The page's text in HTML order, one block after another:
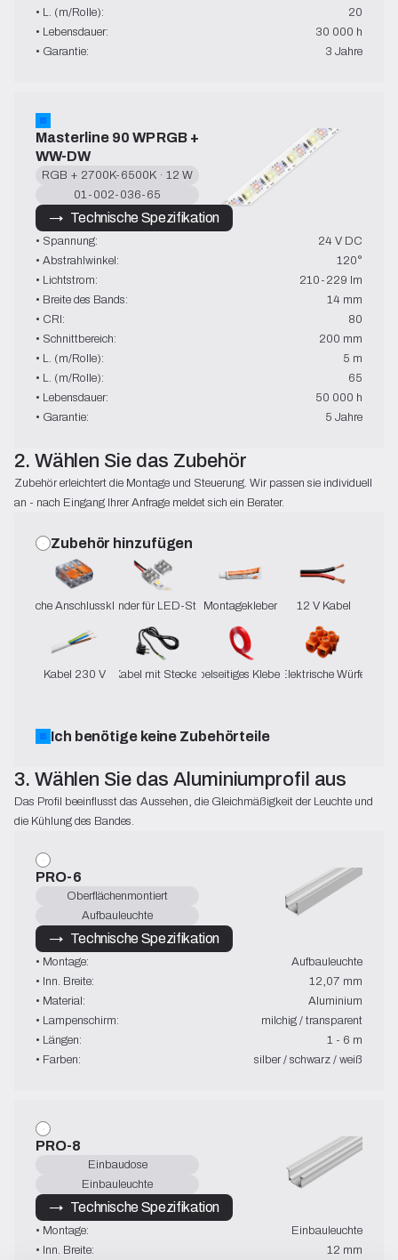
• L. (m/Rolle):
20
• Lebensdauer:
30 000 h
• Garantie:
3 Jahre
Masterline 90 WP RGB +
WW-DW
RGB + 2700K-6500K · 12 W
01-002-036-65
→   Technische Spezifikation
• Spannung:
24 V DC
• Abstrahlwinkel:
120°
• Lichtstrom:
210-229 lm
• Breite des Bands:
14 mm
• CRI:
80
• Schnittbereich:
200 mm
• L. (m/Rolle):
5 m
• L. (m/Rolle):
65
• Lebensdauer:
50 000 h
• Garantie:
5 Jahre
2. Wählen Sie das Zubehör
Zubehör erleichtert die Montage und Steuerung. Wir passen sie individuell
an - nach Eingang Ihrer Anfrage meldet sich ein Berater.
Zubehör hinzufügen
Anschlussklemmen
Verbinder für LED-StreifenMontagekleber 12 V Kabel
Kabel 230 V Kabel mit SteckerDoppelseitiges KlebebandElektrische Würfel
Ich benötige keine Zubehörteile
3. Wählen Sie das Aluminiumprofil aus
Das Profil beeinflusst das Aussehen, die Gleichmäßigkeit der Leuchte und
die Kühlung des Bandes.
PRO-6
Oberflächenmontiert
Aufbauleuchte
→   Technische Spezifikation
• Montage:
Aufbauleuchte
• Inn. Breite:
12,07 mm
• Material:
Aluminium
• Lampenschirm:
milchig / transparent
• Längen:
1 - 6 m
• Farben:
silber / schwarz / weiß
PRO-8
Einbaudose
Einbauleuchte
→   Technische Spezifikation
• Montage:
Einbauleuchte
• Inn. Breite:
12 mm